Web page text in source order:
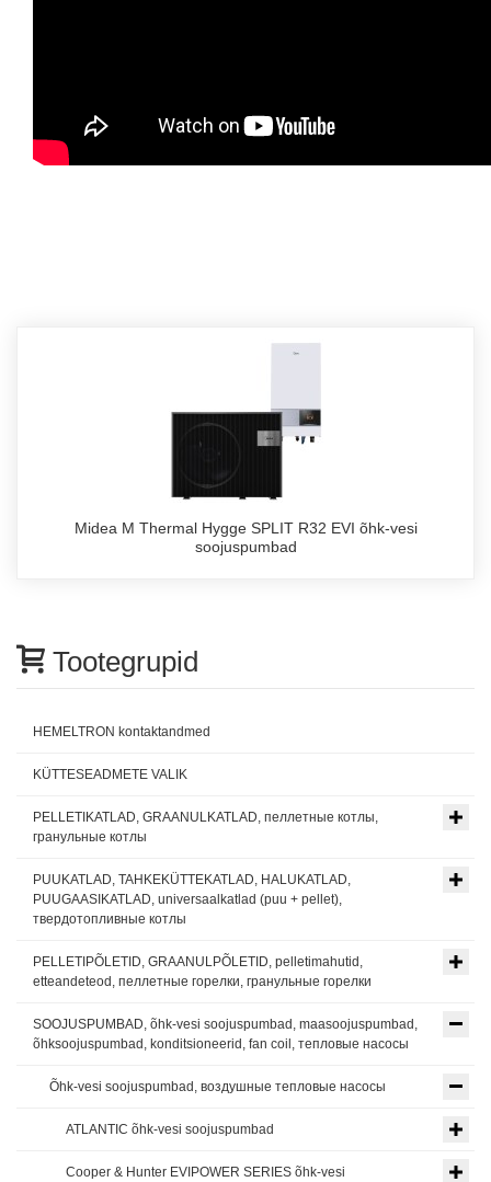
Midea M Thermal Hygge SPLIT R32 EVI õhk-vesi
soojuspumbad
Tootegrupid
HEMELTRON kontaktandmed
KÜTTESEADMETE VALIK
PELLETIKATLAD, GRAANULKATLAD, пеллетные котлы,
гранульные котлы
PUUKATLAD, TAHKEKÜTTEKATLAD, HALUKATLAD,
PUUGAASIKATLAD, universaalkatlad (puu + pellet),
твердотопливные котлы
PELLETIPÕLETID, GRAANULPÕLETID, pelletimahutid,
etteandeteod, пеллетные горелки, гранульные горелки
SOOJUSPUMBAD, õhk-vesi soojuspumbad, maasoojuspumbad,
õhksoojuspumbad, konditsioneerid, fan coil, тепловые насосы
Õhk-vesi soojuspumbad, воздушные тепловые насосы
ATLANTIC õhk-vesi soojuspumbad
Cooper & Hunter EVIPOWER SERIES õhk-vesi